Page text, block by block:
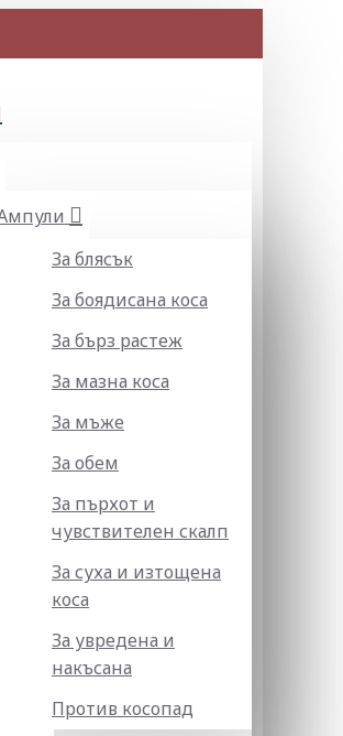
За блясък
За боядисана коса
За бърз растеж
За мазна коса
За мъже
За обем
За пърхот и
чувствителен скалп
За суха и изтощена
коса
За увредена и
накъсана
Против косопад